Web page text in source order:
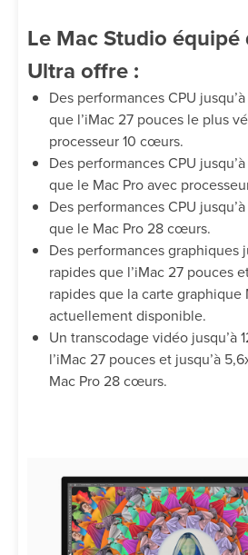
Le Mac Studio équipé
Ultra offre :
Des performances CPU
que l’iMac 27 pouces le plus
processeur 10 cœurs.
Des performances CPU
que le Mac Pro avec
Des performances CPU
que le Mac Pro 28 cœurs.
Des performances graphiques
rapides que l’iMac 27 pouces
rapides que la carte graphique
actuellement disponible.
Un transcodage vidéo jusqu’à
l’iMac 27 pouces et jusqu’à
Mac Pro 28 cœurs.